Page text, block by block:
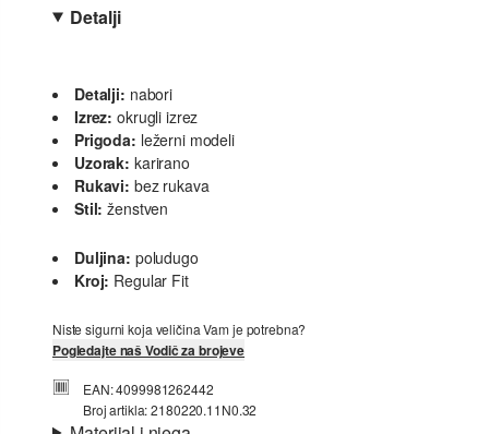
Detalji
Detalji: nabori
Izrez: okrugli izrez
Prigoda: ležerni modeli
Uzorak: karirano
Rukavi: bez rukava
Stil: ženstven
Duljina: poludugo
Kroj: Regular Fit
Niste sigurni koja veličina Vam je potrebna?
Pogledajte naš Vodič za brojeve
EAN: 4099981262442
Broj artikla: 2180220.11N0.32